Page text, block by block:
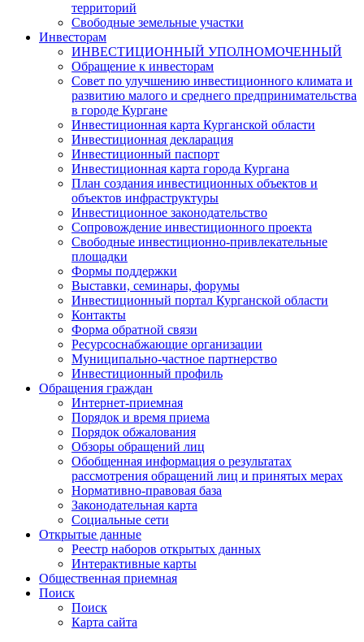
территорий
Свободные земельные участки
Инвесторам
ИНВЕСТИЦИОННЫЙ УПОЛНОМОЧЕННЫЙ
Обращение к инвесторам
Совет по улучшению инвестиционного климата и
развитию малого и среднего предпринимательства
в городе Кургане
Инвестиционная карта Курганской области
Инвестиционная декларация
Инвестиционный паспорт
Инвестиционная карта города Кургана
План создания инвестиционных объектов и
объектов инфраструктуры
Инвестиционное законодательство
Сопровождение инвестиционного проекта
Свободные инвестиционно-привлекательные
площадки
Формы поддержки
Выставки, семинары, форумы
Инвестиционный портал Курганской области
Контакты
Форма обратной связи
Ресурсоснабжающие организации
Муниципально-частное партнерство
Инвестиционный профиль
Обращения граждан
Интернет-приемная
Порядок и время приема
Порядок обжалования
Обзоры обращений лиц
Обобщенная информация о результатах
рассмотрения обращений лиц и принятых мерах
Нормативно-правовая база
Законодательная карта
Социальные сети
Открытые данные
Реестр наборов открытых данных
Интерактивные карты
Общественная приемная
Поиск
Поиск
Карта сайта